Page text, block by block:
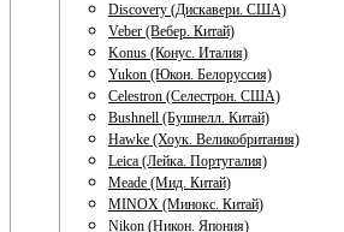
Discovery (Дискавери. США)
Veber (Вебер. Китай)
Konus (Конус. Италия)
Yukon (Юкон. Белоруссия)
Celestron (Селестрон. США)
Bushnell (Бушнелл. Китай)
Hawke (Хоук. Великобритания)
Leica (Лейка. Португалия)
Meade (Мид. Китай)
MINOX (Минокс. Китай)
Nikon (Никон. Япония)